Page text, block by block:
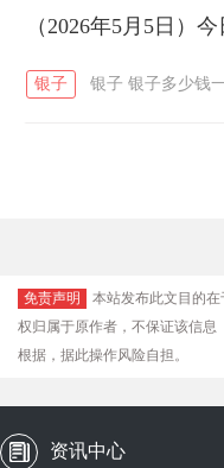
（2026年5月5日）
银子 银子 银子多少钱
免责声明
本站发布此文目的
权归属于原作者，不保证该信息
根据，据此操作风险自担。
资讯中心